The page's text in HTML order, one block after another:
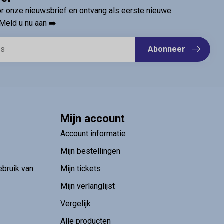
onze nieuwsbrief en ontvang als eerste nieuwe
u nu aan ➡️
Abonneer
van
Mijn account
Account informatie
Mijn bestellingen
Mijn tickets
Mijn verlanglijst
Vergelijk
Alle producten